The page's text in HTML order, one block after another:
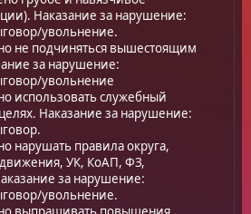
Наказание за нарушение:
увольнение.
не подчиняться вышестоящим
за нарушение:
увольнение
использовать служебный
Наказание за нарушение:
нарушать правила округа,
УК, КоАП, ФЗ,
за нарушение:
увольнение.